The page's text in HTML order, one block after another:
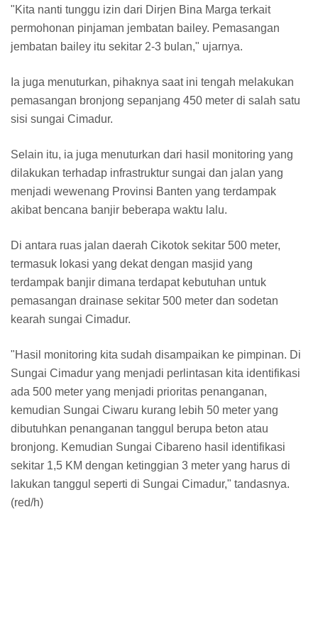
"Kita nanti tunggu izin dari Dirjen Bina Marga terkait
permohonan pinjaman jembatan bailey. Pemasangan
jembatan bailey itu sekitar 2-3 bulan," ujarnya.
Ia juga menuturkan, pihaknya saat ini tengah melakukan
pemasangan bronjong sepanjang 450 meter di salah satu
sisi sungai Cimadur.
Selain itu, ia juga menuturkan dari hasil monitoring yang
dilakukan terhadap infrastruktur sungai dan jalan yang
menjadi wewenang Provinsi Banten yang terdampak
akibat bencana banjir beberapa waktu lalu.
Di antara ruas jalan daerah Cikotok sekitar 500 meter,
termasuk lokasi yang dekat dengan masjid yang
terdampak banjir dimana terdapat kebutuhan untuk
pemasangan drainase sekitar 500 meter dan sodetan
kearah sungai Cimadur.
"Hasil monitoring kita sudah disampaikan ke pimpinan. Di
Sungai Cimadur yang menjadi perlintasan kita identifikasi
ada 500 meter yang menjadi prioritas penanganan,
kemudian Sungai Ciwaru kurang lebih 50 meter yang
dibutuhkan penanganan tanggul berupa beton atau
bronjong. Kemudian Sungai Cibareno hasil identifikasi
sekitar 1,5 KM dengan ketinggian 3 meter yang harus di
lakukan tanggul seperti di Sungai Cimadur," tandasnya.
(red/h)